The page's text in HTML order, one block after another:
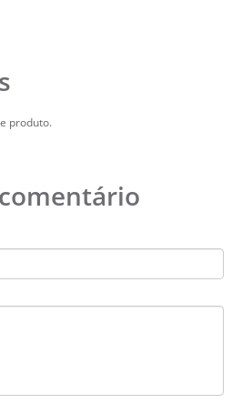
produto.